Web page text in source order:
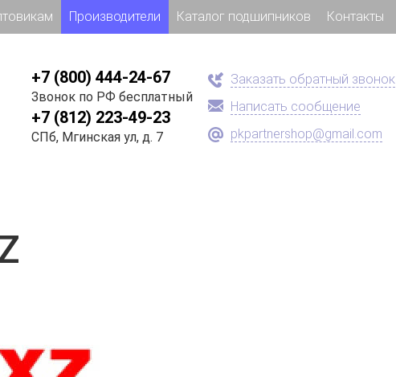
Производители Каталог подшипников Контакты
+7 (800) 444-24-67
Звонок по РФ бесплатный
+7 (812) 223-49-23
СПб, Мгинская ул, д. 7
Заказать обратный звонок
Написать сообщение
pkpartnershop@gmail.com